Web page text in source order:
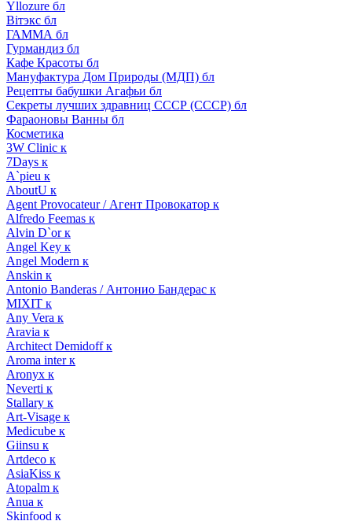
Yllozure бл
Вiтэкс бл
ГАММА бл
Гурмандиз бл
Кафе Красоты бл
Мануфактура Дом Природы (МДП) бл
Рецепты бабушки Агафьи бл
Секреты лучших здравниц СССР (СССР) бл
Фараоновы Ванны бл
Косметика
3W Clinic к
7Days к
A`pieu к
AboutU к
Agent Provocateur / Агент Провокатор к
Alfredo Feemas к
Alvin D`or к
Angel Key к
Angel Modern к
Anskin к
Antonio Banderas / Антонио Бандерас к
MIXIT к
Any Vera к
Aravia к
Architect Demidoff к
Aroma inter к
Aronyx к
Neverti к
Stallary к
Art-Visage к
Medicube к
Giinsu к
Artdeco к
AsiaKiss к
Atopalm к
Anua к
Skinfood к